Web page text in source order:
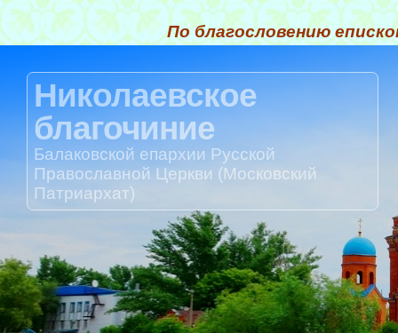
По благословению
Николаевское
благочиние
Балаковской епархии Русской
Православной Церкви (Московский
Патриархат)